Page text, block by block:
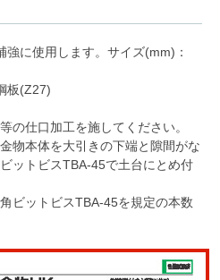
に使用します。サイズ(mm)：
板(Z27)
の仕口加工を施してください。
物本体を大引きの下端と隙間がな
ットビスTBA-45で土台にとめ付
ビットビスTBA-45を規定の本数